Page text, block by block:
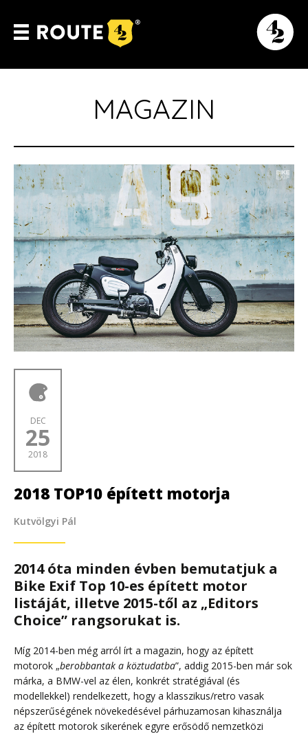
MAGAZIN
DEC
25
2018
2018 TOP10 épített motorja
Kutvölgyi Pál
2014 óta minden évben bemutatjuk a
Bike Exif Top 10-es épített motor
listáját, illetve 2015-től az „Editors
Choice” rangsorukat is.
Míg 2014-ben még arról írt a magazin, hogy az épített
motorok „berobbantak a köztudatba”, addig 2015-ben már sok
márka, a BMW-vel az élen, konkrét stratégiával (és
modellekkel) rendelkezett, hogy a klasszikus/retro vasak
népszerűségének növekedésével párhuzamosan kihasználja
az épített motorok sikerének egyre erősödő nemzetközi